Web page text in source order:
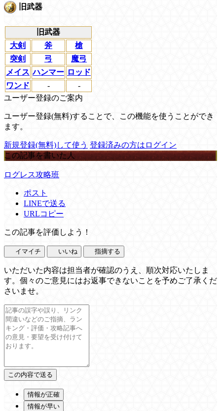
旧武器
旧武器
大剣
斧
槍
突剣
弓
魔弓
メイス ハンマー ロッド
ワンド
-
-
ユーザー登録のご案内
ユーザー登録(無料)することで、この機能を使うことができ
ます。
新規登録(無料)して使う 登録済みの方はログイン
この記事を書いた人
ログレス攻略班
ポスト
LINEで送る
URLコピー
この記事を評価しよう！
イマイチ いいね 指摘する
いただいた内容は担当者が確認のうえ、順次対応いたしま
す。個々のご意見にはお返事できないことを予めご了承くだ
さいませ。
情報が正確
情報が早い